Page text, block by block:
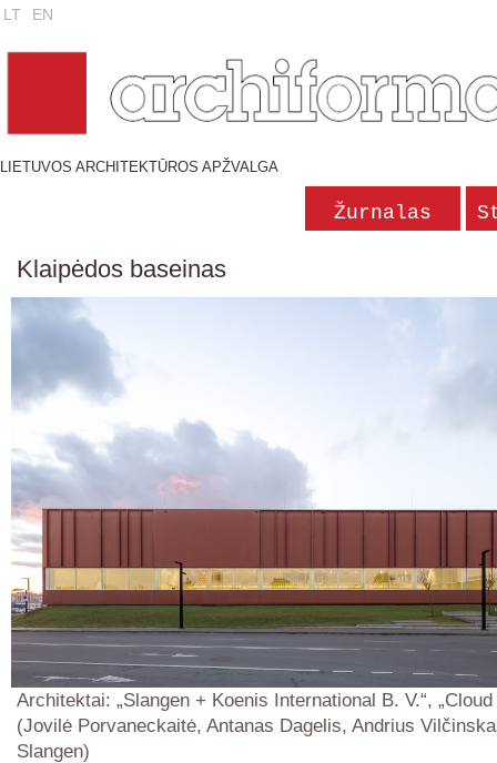
LT EN
LIETUVOS ARCHITEKTŪROS APŽVALGA
Žurnalas
Klaipėdos baseinas
Architektai: „Slangen + Koenis International B. V.“,
(Jovilė Porvaneckaitė, Antanas Dagelis, Andrius
Slangen)